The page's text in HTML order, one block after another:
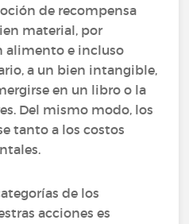
de recompensa
material, por
alimento e incluso
a un bien intangible,
en un libro o la
Del mismo modo, los
tanto a los costos
de los
acciones es